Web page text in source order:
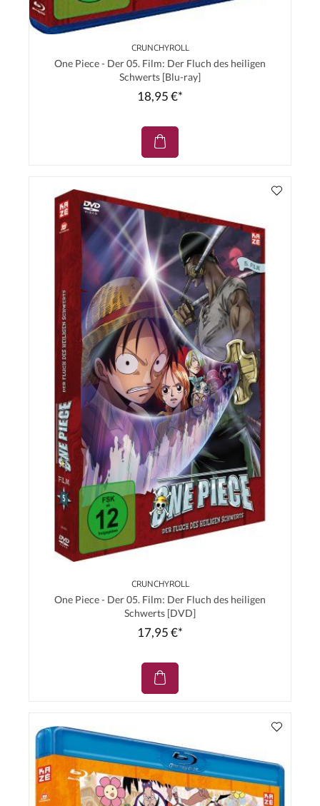
CRUNCHYROLL
One Piece - Der 05. Film: Der Fluch des heiligen
Schwerts [Blu-ray]
18,95 €*
CRUNCHYROLL
One Piece - Der 05. Film: Der Fluch des heiligen
Schwerts [DVD]
17,95 €*